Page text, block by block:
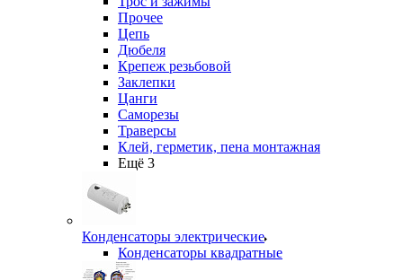
Прочее
Цепь
Дюбеля
Крепеж резьбовой
Заклепки
Цанги
Саморезы
Траверсы
Клей, герметик, пена монтажная
Ещё 3
Конденсаторы электрические
Конденсаторы квадратные